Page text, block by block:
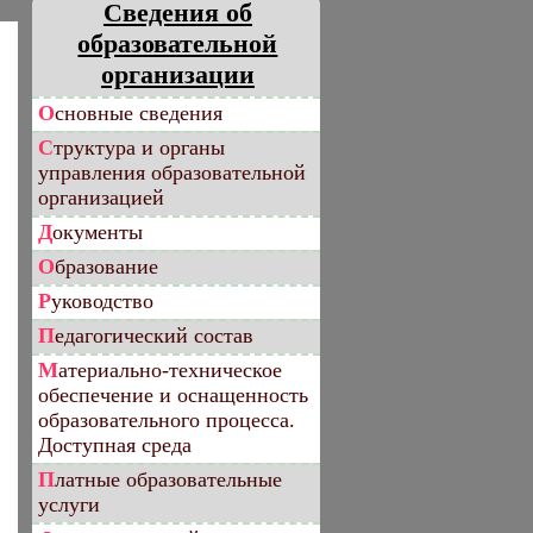
Сведения об
образовательной
организации
Основные сведения
Структура и органы
управления образовательной
организацией
Документы
Образование
Руководство
Педагогический состав
Материально-техническое
обеспечение и оснащенность
образовательного процесса.
Доступная среда
Платные образовательные
услуги